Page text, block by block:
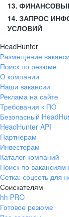
13.
14. ЗАПРОС
УСЛОВИЙ
HeadHunter
Размещение
Поиск по резюме
О компании
Наши вакансии
Реклама на сайте
Требования к ПО
Безопасный
HeadHunter API
Партнерам
Инвесторам
Каталог компаний
Поиск по вакансиям
Сетка: соцсеть для
Соискателям
hh PRO
Готовое резюме